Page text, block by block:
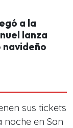
a la
lanza
navideño
sus tickets
en San